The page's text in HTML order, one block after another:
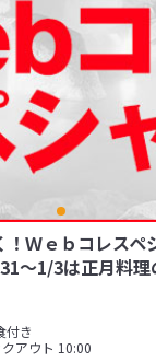
！Ｗｅｂコレス
～1/3は正月料理
付き
アウト 10:00